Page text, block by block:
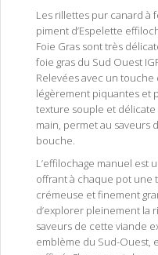
Les rillettes pur canard à
piment d’Espelette
Foie Gras sont très
foie gras du Sud Ouest
Relevées avec un touche
légèrement piquantes et
texture souple et
main, permet au saveurs
bouche.
L’effilochage manuel est
offrant à chaque pot une
crémeuse et finement
d’explorer pleinement la
saveurs de cette viande
emblème du Sud-Ouest,